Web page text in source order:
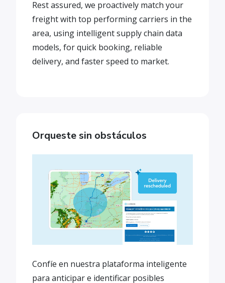
Rest assured, we proactively match your
freight with top performing carriers in the
area, using intelligent supply chain data
models, for quick booking, reliable
delivery, and faster speed to market.
Orqueste sin obstáculos
Confíe en nuestra plataforma inteligente
para anticipar e identificar posibles